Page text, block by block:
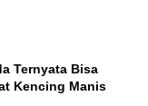
Ternyata Bisa
Kencing Manis